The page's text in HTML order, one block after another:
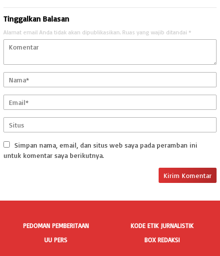
Tinggalkan Balasan
Alamat email Anda tidak akan dipublikasikan. Ruas yang wajib ditandai *
Simpan nama, email, dan situs web saya pada peramban ini
untuk komentar saya berikutnya.
PEDOMAN PEMBERITAAN
KODE ETIK JURNALISTIK
UU PERS
BOX REDAKSI